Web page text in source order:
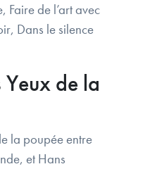
Faire de l’art avec
Dans le silence
Yeux de la
la poupée entre
et Hans